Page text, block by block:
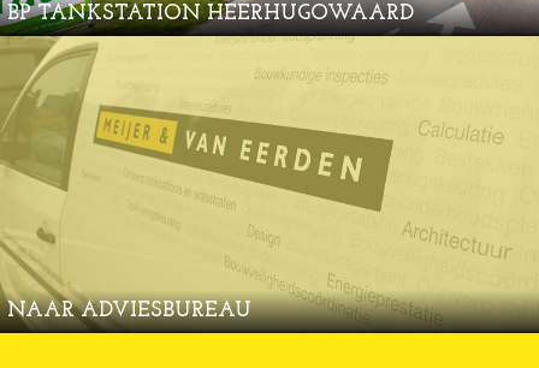
BP TANKSTATION HEERHUGOWAARD
NAAR ADVIESBUREAU